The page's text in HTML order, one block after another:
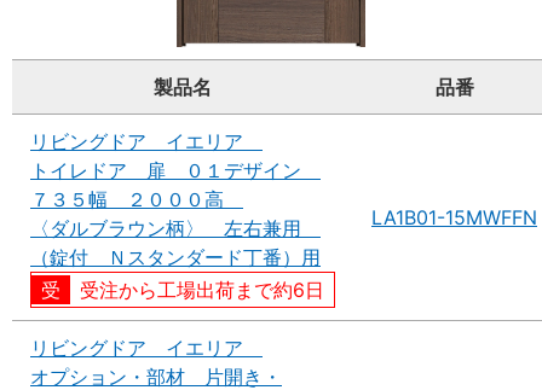
製品名 品番
リビングドア イエリア
トイレドア 扉 ０１デザイン
７３５幅 ２０００高
〈ダルブラウン柄〉 左右兼用
（錠付 Ｎスタンダード丁番）用
受注から工場出荷まで約6日
LA1B01-15MWFFN
リビングドア イエリア
オプション・部材 片開き・